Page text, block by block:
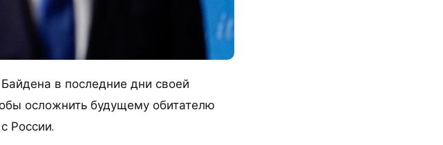
в последние дни своей
осложнить будущему обитателю
России.